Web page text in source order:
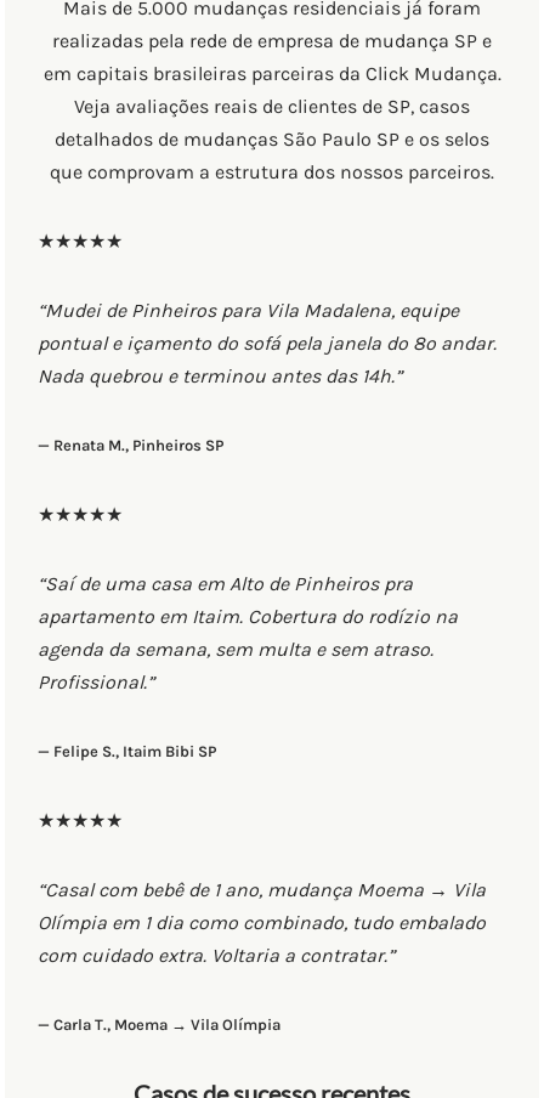
Mais de 5.000 mudanças residenciais já foram
realizadas pela rede de empresa de mudança SP e
em capitais brasileiras parceiras da Click Mudança.
Veja avaliações reais de clientes de SP, casos
detalhados de mudanças São Paulo SP e os selos
que comprovam a estrutura dos nossos parceiros.
★★★★★
“Mudei de Pinheiros para Vila Madalena, equipe
pontual e içamento do sofá pela janela do 8º andar.
Nada quebrou e terminou antes das 14h.”
— Renata M., Pinheiros SP
★★★★★
“Saí de uma casa em Alto de Pinheiros pra
apartamento em Itaim. Cobertura do rodízio na
agenda da semana, sem multa e sem atraso.
Profissional.”
— Felipe S., Itaim Bibi SP
★★★★★
“Casal com bebê de 1 ano, mudança Moema → Vila
Olímpia em 1 dia como combinado, tudo embalado
com cuidado extra. Voltaria a contratar.”
— Carla T., Moema → Vila Olímpia